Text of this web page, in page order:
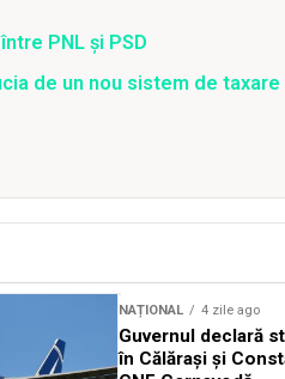
PNL și PSD
de un nou sistem de taxare
NAȚIONAL 4 zile ago
Guvernul declară
în Călărași și